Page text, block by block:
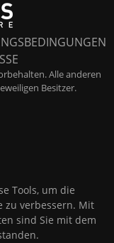
Alle anderen
Besitzer.
Tools, um die
zu verbessern. Mit
sind Sie mit dem